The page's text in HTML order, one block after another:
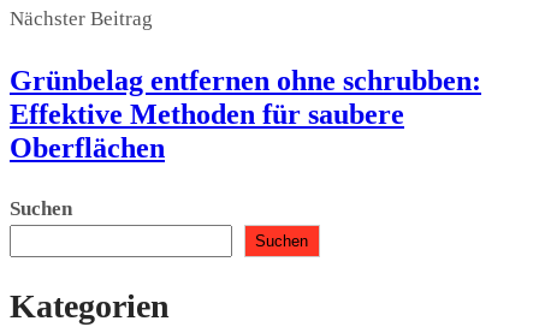
Nächster Beitrag
Grünbelag entfernen ohne schrubben:
Effektive Methoden für saubere
Oberflächen
Suchen
Suchen
Kategorien